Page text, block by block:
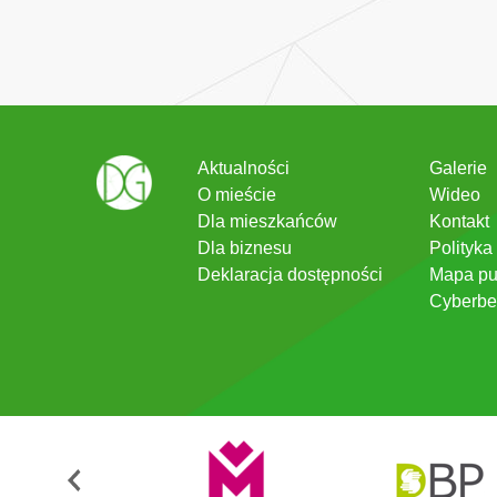
Aktualności
O mieście
Dla mieszkańców
Dla biznesu
Deklaracja dostępności
Galerie
Wideo
Kontakt
Mapa